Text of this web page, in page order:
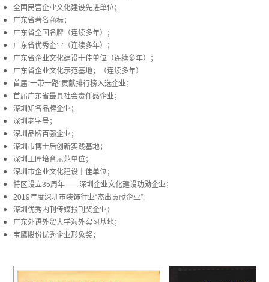
全国民营企业文化建设先进单位；
广东省著名商标；
广东省全国名牌（连续多年）；
广东省优秀企业（连续多年）；
广东省企业文化建设十佳单位（连续多年）；
广东省企业文化示范基地；（连续多年）
首届“一带一路”贡献排行榜入选企业；
首届广东省最具社会责任感企业；
深圳知名品牌企业；
深圳老字号；
深圳品牌百强企业；
深圳市博士后创新实践基地；
深圳工匠培育示范单位；
深圳市企业文化建设十佳单位；
特区设立35周年——深圳企业文化建设功勋企业；
2019年度深圳市装饰行业“杰出贡献企业”;
深圳优秀内刊传媒报刊奖企业；
广东外语外贸大学海外实习基地；
宝鹰股份优秀企业形象奖；